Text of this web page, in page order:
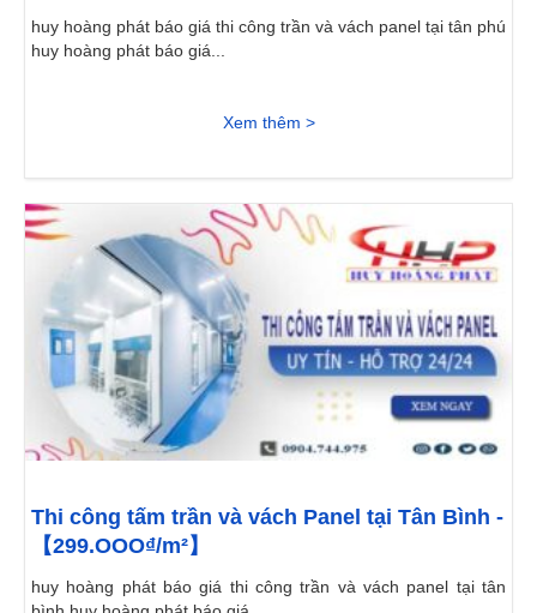
huy hoàng phát báo giá thi công trần và vách panel tại tân phú
huy hoàng phát báo giá...
Xem thêm >
Thi công tấm trần và vách Panel tại Tân Bình -
【299.OOO₫/m²】
huy hoàng phát báo giá thi công trần và vách panel tại tân